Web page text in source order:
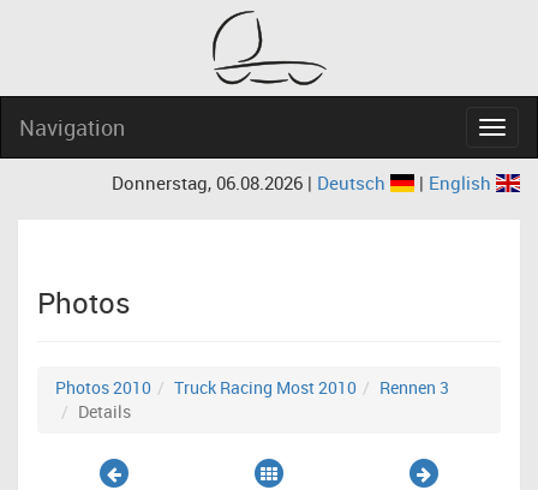
Navigation
Donnerstag, 06.08.2026 | Deutsch | English
Photos
Photos 2010 Truck Racing Most 2010
Rennen 3
Details